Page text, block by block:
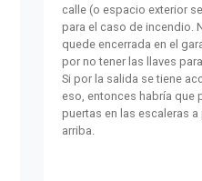
calle (o espacio exterior
para el caso de incendio.
quede encerrada en el
por no tener las llaves
Si por la salida se tiene
eso, entonces habría que
puertas en las escaleras
arriba.